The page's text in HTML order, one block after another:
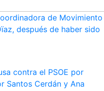
de Movimiento
después de haber sido
contra el PSOE por
Santos Cerdán y Ana